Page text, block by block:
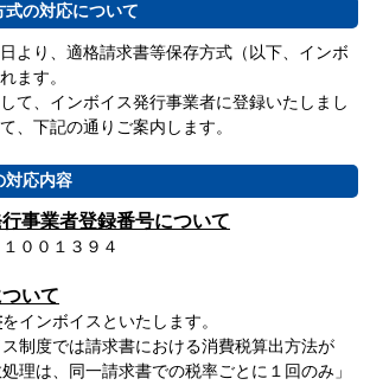
の対応について
より、適格請求書等保存方式（以下、インボ
ます。
て、インボイス発行事業者に登録いたしまし
、下記の通りご案内します。
対応内容
事業者登録番号について
００１３９４
いて
をインボイスといたします。
制度では請求書における消費税算出方法が
処理は、同一請求書での税率ごとに１回のみ」